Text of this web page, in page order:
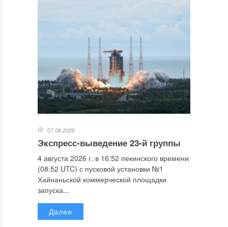
07.08.2026
Экспресс-выведение 23-й группы
4 августа 2026 г. в 16:52 пекинского времени
(08:52 UTC) с пусковой установки №1
Хайнаньской коммерческой площадки
запуска...
Далее